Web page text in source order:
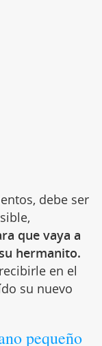
debe ser
que vaya a
hermanito.
en el
su nuevo
pequeño